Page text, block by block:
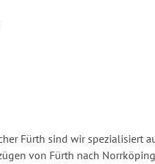
Fürth sind wir spezialisiert
von Fürth nach